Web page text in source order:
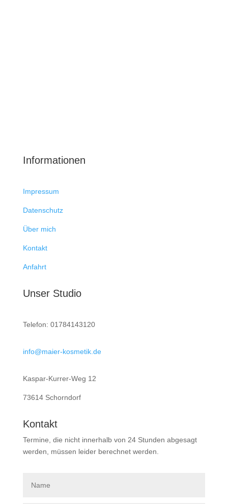
Informationen
Impressum
Datenschutz
Über mich
Kontakt
Anfahrt
Unser Studio
Telefon: 01784143120
info@maier-kosmetik.de
Kaspar-Kurrer-Weg 12
73614 Schorndorf
Kontakt
Termine, die nicht innerhalb von 24 Stunden abgesagt
werden, müssen leider berechnet werden.